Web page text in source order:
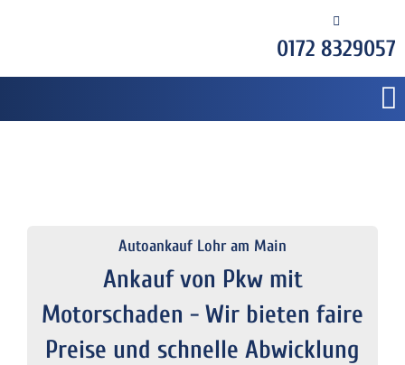
0172 8329057
Autoankauf Lohr am Main
Ankauf von Pkw mit
Motorschaden - Wir bieten faire
Preise und schnelle Abwicklung